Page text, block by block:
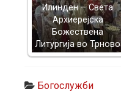
Илинден – Света
Архиерејска
Божествена
Литургија во Трново
Богослужби